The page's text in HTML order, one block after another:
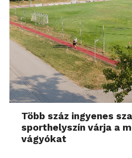
Több száz ingyenes
sporthelyszín várja a
vágyókat